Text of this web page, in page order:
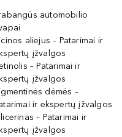
automobilio
aliejus – Patarimai ir
įžvalgos
– Patarimai ir
įžvalgos
dėmės –
ir ekspertų įžvalgos
– Patarimai ir
įžvalgos